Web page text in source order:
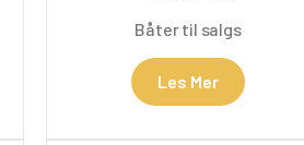
Båter til salgs
Les Mer